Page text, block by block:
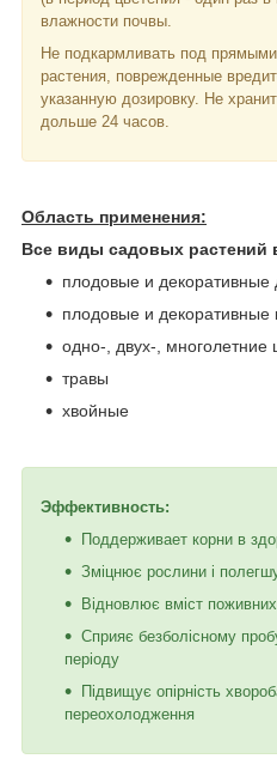
влажности почвы.
Не подкармливать под
растения, поврежденные
указанную дозировку. Не
дольше 24 часов.
Область применения:
Все виды садовых растений
плодовые и декоративные
плодовые и декоративные
одно-, двух-, многолетние
травы
хвойные
Эффективность:
Поддерживает корни в
Зміцнює рослини і
Відновлює вміст
Сприяє безболісному
періоду
Підвищує опірність
переохолодження